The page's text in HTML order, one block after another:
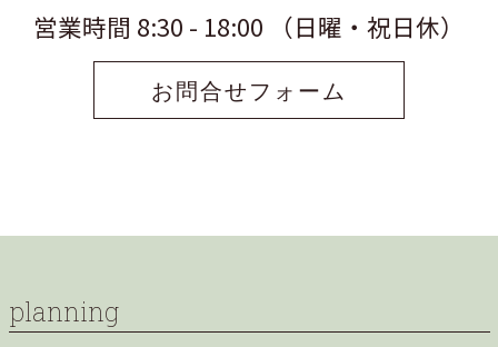
営業時間 8:30 - 18:00 （日曜・祝日休）
お問合せフォーム
planning